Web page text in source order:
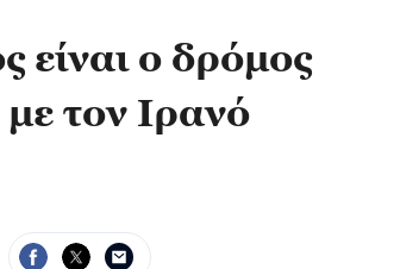
είναι ο δρόμος
τον Ιρανό